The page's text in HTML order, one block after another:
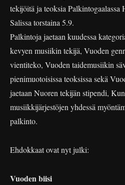
tekijöitä ja teoksia Palkintogaalassa
Salissa torstaina 5.9.
Palkintoja jaetaan kuudessa
kevyen musiikin tekijä, Vuoden
vientiteko, Vuoden taidemusiikin
pienimuotoisissa teoksissa sekä
jaetaan Nuoren tekijän stipendi,
musiikkijärjestöjen yhdessä
palkinto.
Ehdokkaat ovat nyt julki:
Vuoden biisi